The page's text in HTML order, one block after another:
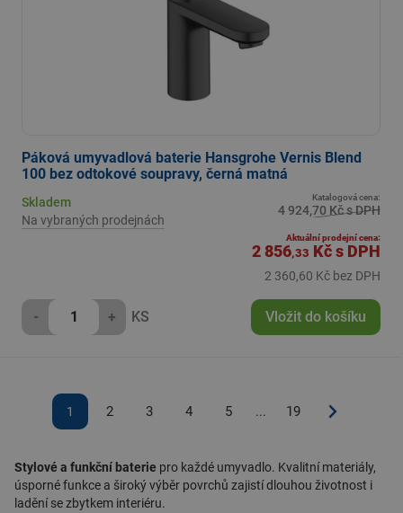
Páková umyvadlová baterie Hansgrohe Vernis Blend
100 bez odtokové soupravy, černá matná
Skladem
Na vybraných prodejnách
Katalogová cena:
4 924,70 Kč s DPH
Aktuální prodejní cena:
2 856,33 Kčs DPH
2 360,60 Kč bez DPH
- + KS Vložit do košíku
1 2 3 4 5 ... 19
Stylové a funkční baterie pro každé umyvadlo. Kvalitní materiály,
úsporné funkce a široký výběr povrchů zajistí dlouhou životnost i
ladění se zbytkem interiéru.